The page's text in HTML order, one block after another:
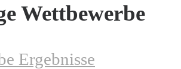
Wettbewerbe
Ergebnisse